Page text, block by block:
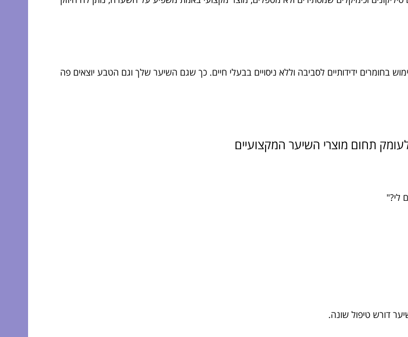
בחומרים ידידותיים לסביבה וללא ניסויים בבעלי חיים. כך שגם השיער שלך וגם הטבע יוצאים פה
תחום מוצרי השיער המקצועיים
לי?"
דורש טיפול שונה.